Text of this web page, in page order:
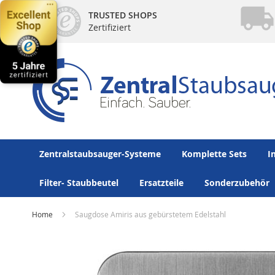
Direkt
zum
Inhalt
TRUSTED SHOPS
Zertifiziert
Zentralstaubsauger-Systeme Komplette Sets
Filter- Staubbeutel Ersatzteile Sonderzubehör
Home Saugdose Amiris aus gebürstetem Edelstahl